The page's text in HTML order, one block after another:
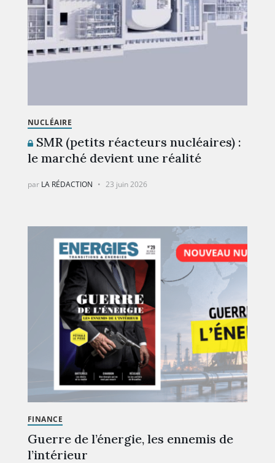
NUCLÉAIRE
SMR (petits réacteurs nucléaires) :
le marché devient une réalité
par LA RÉDACTION 23 juin 2026
FINANCE
Guerre de l’énergie, les ennemis de
l’intérieur